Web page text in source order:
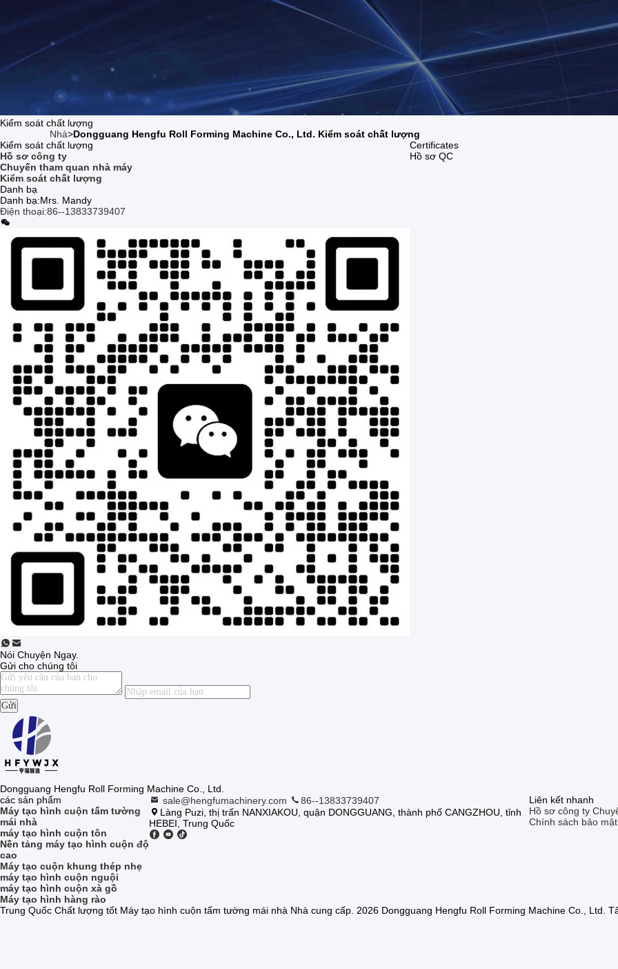
Kiểm soát chất lượng
Nhà>Dongguang Hengfu Roll Forming Machine Co., Ltd. Kiểm soát chất lượng
Kiểm soát chất lượng
Hồ sơ công ty
Chuyến tham quan nhà máy
Kiểm soát chất lượng
Danh bạ
Danh bạ:Mrs. Mandy
Điện thoại:86--13833739407
Nói Chuyện Ngay.
Gửi cho chúng tôi
Gửi
Certificates
Hồ sơ QC
Dongguang Hengfu Roll Forming Machine Co., Ltd.
các sản phẩm
Máy tạo hình cuộn tấm tường
mái nhà
máy tạo hình cuộn tôn
Nền tảng máy tạo hình cuộn độ
cao
Máy tạo cuộn khung thép nhẹ
máy tạo hình cuộn nguội
máy tạo hình cuộn xà gồ
Máy tạo hình hàng rào
sale@hengfumachinery.com
86--13833739407
Làng Puzi, thị trấn NANXIAKOU, quận DONGGUANG, thành phố CANGZHOU, tỉnh
HEBEI, Trung Quốc
Liên kết nhanh
Hồ sơ công ty
Chính sách bảo mật
Trung Quốc Chất lượng tốt Máy tạo hình cuộn tấm tường mái nhà Nhà cung cấp. 2026 Dongguang Hengfu Roll Forming Machine Co., Ltd.